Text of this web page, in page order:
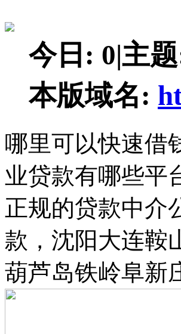
今日: 0|主
本版域名:
哪里可以快速借
业贷款有哪些平
正规的贷款中介
款，沈阳大连鞍
葫芦岛铁岭阜新